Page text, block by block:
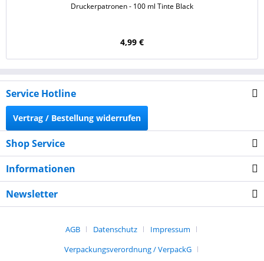
Druckerpatronen - 100 ml Tinte Black
4,99 €
Service Hotline
Vertrag / Bestellung widerrufen
Shop Service
Informationen
Newsletter
AGB Datenschutz
Impressum
Verpackungsverordnung / VerpackG